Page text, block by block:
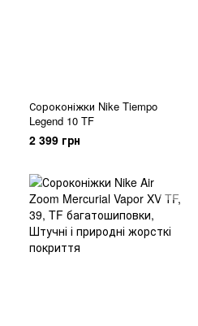
Сороконіжки Nike Tiempo
Legend 10 TF
2 399 грн